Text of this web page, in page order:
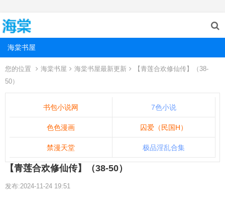
海棠书屋
您的位置 海棠书屋 海棠书屋最新更新
【青莲合欢修仙传】（38-
50）
书包小说网 7色小说
色色漫画 囚爱（民国H）
禁漫天堂 极品淫乱合集
【青莲合欢修仙传】（38-50）
发布:2024-11-24 19:51